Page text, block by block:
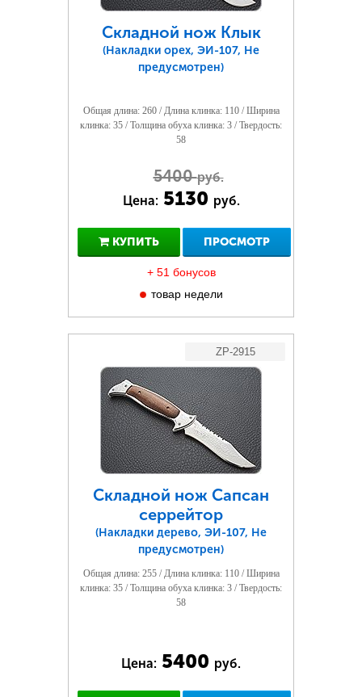
Складной нож Клык
(Накладки орех, ЭИ-107, Не
предусмотрен)
Общая длина: 260 / Длина клинка: 110 / Ширина
клинка: 35 / Толщина обуха клинка: 3 / Твердость:
58
5400руб.
Цена: 5130 руб.
КУПИТЬ ПРОСМОТР
+ 51 бонусов
товар недели
ZP-2915
Складной нож Сапсан
серрейтор
(Накладки дерево, ЭИ-107, Не
предусмотрен)
Общая длина: 255 / Длина клинка: 110 / Ширина
клинка: 35 / Толщина обуха клинка: 3 / Твердость:
58
Цена: 5400 руб.